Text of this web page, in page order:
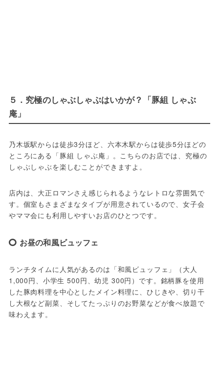
５．究極のしゃぶしゃぶはいかが？「豚組 しゃぶ
庵」
乃木坂駅からは徒歩3分ほど、六本木駅からは徒歩5分ほどの
ところにある「豚組 しゃぶ庵」。こちらのお店では、究極の
しゃぶしゃぶを楽しむことができますよ。
店内は、大正ロマンさえ感じられるようなレトロな雰囲気で
す。個室もさまざまなタイプが用意されているので、女子会
やママ会にも利用しやすいお店のひとつです。
お昼の和風ビュッフェ
ランチタイムに人気があるのは「和風ビュッフェ」（大人
1,000円、小学生 500円、幼児 300円）です。銘柄豚を使用
した豚肉料理を中心としたメイン料理に、ひじきや、切り干
し大根など副菜、そしてたっぷりのお野菜などが食べ放題で
味わえます。